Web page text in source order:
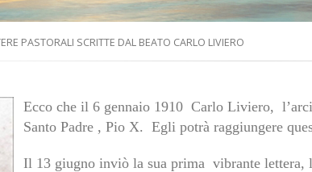
PASTORALI SCRITTE DAL BEATO CARLO LIVIERO
Ecco che il 6 gennaio 1910 Carlo Liviero,
Santo Padre , Pio X. Egli potrà raggiungere
Il 13 giugno inviò la sua prima vibrante lettera,